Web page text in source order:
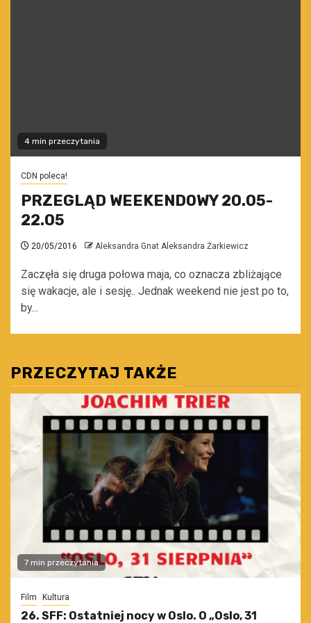
4 min przeczytania
CDN poleca!
PRZEGLĄD WEEKENDOWY 20.05-
22.05
20/05/2016 Aleksandra Gnat Aleksandra Żarkiewicz
Zaczęła się druga połowa maja, co oznacza zbliżające
się wakacje, ale i sesję.. Jednak weekend nie jest po to,
by...
PRZECZYTAJ TAKŻE
7 min przeczytania
Film Kultura
26. SFF: Ostatniej nocy w Oslo. O „Oslo, 31